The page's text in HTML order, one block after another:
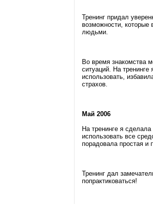
Тренинг придал
возможности, которые
людьми.
Во время знакомства
ситуаций. На тренинге
использовать,
страхов.
Май 2006
На тренинге я
использовать все
порадовала простая и
Тренинг дал
попрактиковаться!